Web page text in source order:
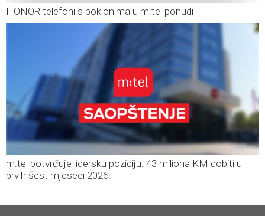
HONOR telefoni s poklonima u m:tel ponudi
m:tel potvrđuje lidersku poziciju: 43 miliona KM dobiti u
prvih šest mjeseci 2026.